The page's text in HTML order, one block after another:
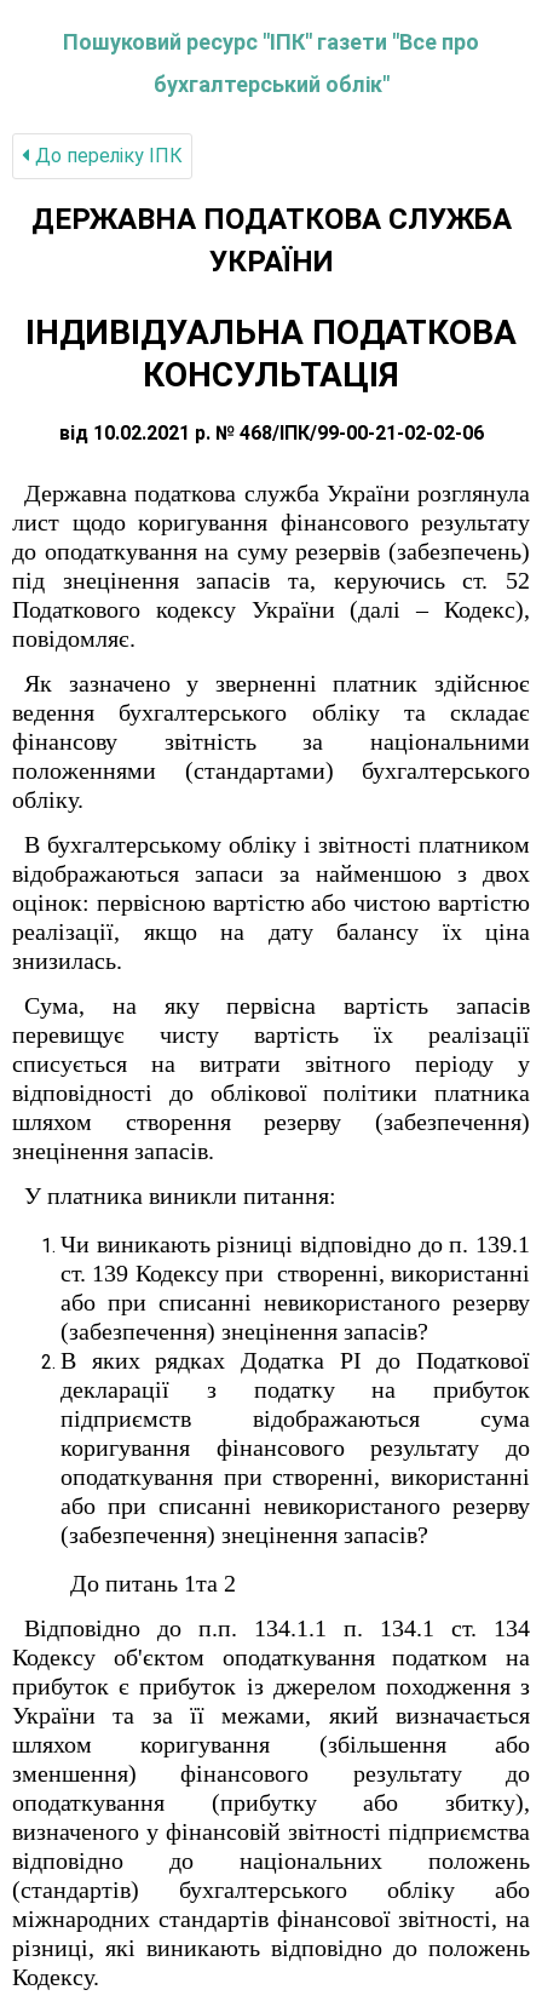
Пошуковий ресурс "ІПК" газети "Все про
бухгалтерський облік"
До переліку IПК
ДЕРЖАВНА ПОДАТКОВА СЛУЖБА
УКРАЇНИ
ІНДИВІДУАЛЬНА ПОДАТКОВА
КОНСУЛЬТАЦІЯ
від 10.02.2021 р. № 468/ІПК/99-00-21-02-02-06
Державна податкова служба України розглянула
лист щодо коригування фінансового результату
до оподаткування на суму резервів (забезпечень)
під знецінення запасів та, керуючись ст. 52
Податкового кодексу України (далі – Кодекс),
повідомляє.
Як зазначено у зверненні платник здійснює
ведення бухгалтерського обліку та складає
фінансову звітність за національними
положеннями (стандартами) бухгалтерського
обліку.
В бухгалтерському обліку і звітності платником
відображаються запаси за найменшою з двох
оцінок: первісною вартістю або чистою вартістю
реалізації, якщо на дату балансу їх ціна
знизилась.
Сума, на яку первісна вартість запасів
перевищує чисту вартість їх реалізації
списується на витрати звітного періоду у
відповідності до облікової політики платника
шляхом створення резерву (забезпечення)
знецінення запасів.
У платника виникли питання:
Чи виникають різниці відповідно до п. 139.1
ст. 139 Кодексу при створенні, використанні
або при списанні невикористаного резерву
(забезпечення) знецінення запасів?
В яких рядках Додатка РI до Податкової
декларації з податку на прибуток
підприємств відображаються сума
коригування фінансового результату до
оподаткування при створенні, використанні
або при списанні невикористаного резерву
(забезпечення) знецінення запасів?
До питань 1та 2
Відповідно до п.п. 134.1.1 п. 134.1 ст. 134
Кодексу об'єктом оподаткування податком на
прибуток є прибуток із джерелом походження з
України та за її межами, який визначається
шляхом коригування (збільшення або
зменшення) фінансового результату до
оподаткування (прибутку або збитку),
визначеного у фінансовій звітності підприємства
відповідно до національних положень
(стандартів) бухгалтерського обліку або
міжнародних стандартів фінансової звітності, на
різниці, які виникають відповідно до положень
Кодексу.